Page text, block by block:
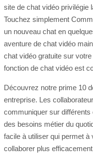
site de chat vidéo privilégie
Touchez simplement
un nouveau chat en
aventure de chat vidéo
chat vidéo gratuite sur
fonction de chat vidéo est
Découvrez notre prime 10
entreprise. Les
communiquer sur
des besoins métier du
facile à utiliser qui permet
collaborer plus